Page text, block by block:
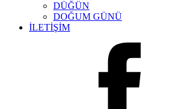
DÜĞÜN
DOĞUM GÜNÜ
İLETİŞİM